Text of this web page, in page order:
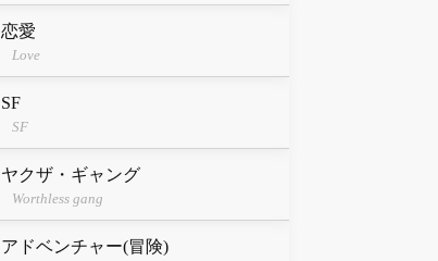
恋愛
Love
SF
SF
ヤクザ・ギャング
Worthless gang
アドベンチャー(冒険)